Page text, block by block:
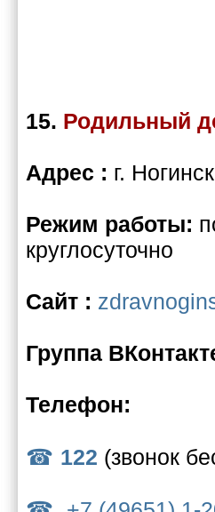
15. Родильный
Адрес : г.
Режим работы:
круглосуточно
Сайт :
Группа
Телефон:
122 (звонок